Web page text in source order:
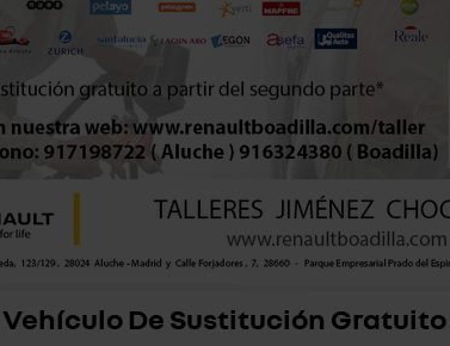
Vehículo De Sustitución Gratuito